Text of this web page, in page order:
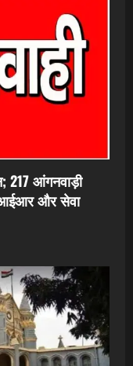
217 आंगनवाड़ी
और सेवा